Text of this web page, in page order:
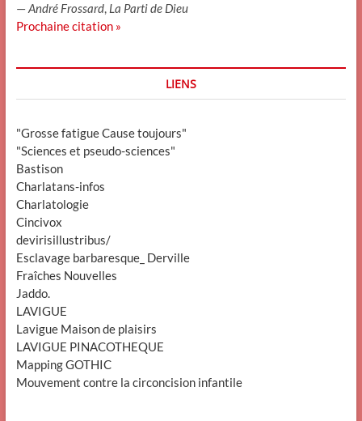
—André Frossard, La Parti de Dieu
Prochaine citation »
LIENS
"Grosse fatigue Cause toujours"
"Sciences et pseudo-sciences"
Bastison
Charlatans-infos
Charlatologie
Cincivox
devirisillustribus/
Esclavage barbaresque_ Derville
Fraîches Nouvelles
Jaddo.
LAVIGUE
Lavigue Maison de plaisirs
LAVIGUE PINACOTHEQUE
Mapping GOTHIC
Mouvement contre la circoncision infantile